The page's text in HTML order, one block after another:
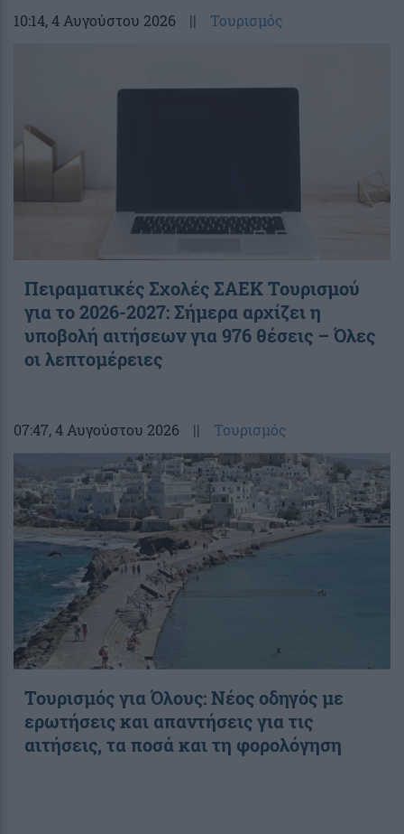
10:14, 4 Αυγούστου 2026 || Τουρισμός
Πειραματικές Σχολές ΣΑΕΚ Τουρισμού
για το 2026-2027: Σήμερα αρχίζει η
υποβολή αιτήσεων για 976 θέσεις – Όλες
οι λεπτομέρειες
07:47, 4 Αυγούστου 2026 || Τουρισμός
Toυρισμός για Όλους: Νέος οδηγός με
ερωτήσεις και απαντήσεις για τις
αιτήσεις, τα ποσά και τη φορολόγηση